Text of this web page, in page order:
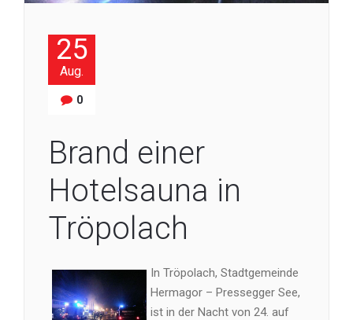
25
Aug.
0
Brand einer
Hotelsauna in
Tröpolach
In Tröpolach, Stadtgemeinde
Hermagor – Pressegger See,
ist in der Nacht von 24. auf